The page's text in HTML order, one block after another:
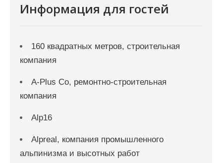
Информация для гостей
160 квадратных метров, строительная
компания
A-Plus Co, ремонтно-строительная
компания
Alp16
Alpreal, компания промышленного
альпинизма и высотных работ